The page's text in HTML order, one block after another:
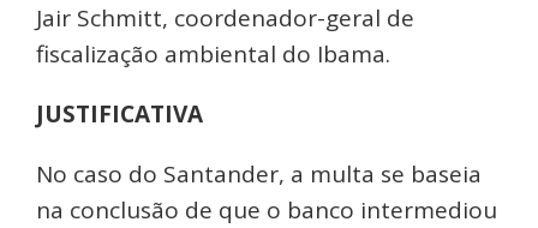
Jair Schmitt, coordenador-geral de
fiscalização ambiental do Ibama.
JUSTIFICATIVA
No caso do Santander, a multa se baseia
na conclusão de que o banco intermediou